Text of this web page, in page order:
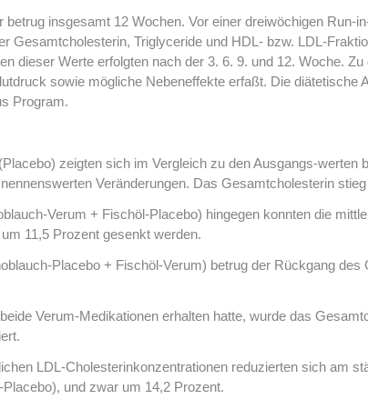
betrug insgesamt 12 Wochen. Vor einer dreiwöchigen Run-
Gesamtcholesterin, Triglyceride und HDL- bzw. LDL-
dieser Werte erfolgten nach der 3. 6. 9. und 12. Woche.
sowie mögliche Nebeneffekte erfaßt. Die diätetische
Program.
zeigten sich im Vergleich zu den Ausgangs-werten
Veränderungen. Das Gesamtcholesterin
Verum + Fischöl-Placebo) hingegen konnten die
11,5 Prozent gesenkt werden.
Placebo + Fischöl-Verum) betrug der Rückgang
Verum-Medikationen erhalten hatte, wurde das
LDL-Cholesterinkonzentrationen reduzierten sich am
und zwar um 14,2 Prozent.